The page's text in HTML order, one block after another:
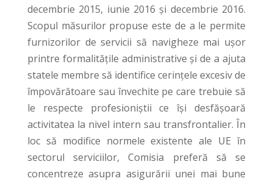
decembrie 2015, iunie 2016 și decembrie 2016.
Scopul măsurilor propuse este de a le permite
furnizorilor de servicii să navigheze mai ușor
printre formalitățile administrative și de a ajuta
statele membre să identifice cerințele excesiv de
împovărătoare sau învechite pe care trebuie să
le respecte profesioniștii ce își desfășoară
activitatea la nivel intern sau transfrontalier. În
loc să modifice normele existente ale UE în
sectorul serviciilor, Comisia preferă să se
concentreze asupra asigurării unei mai bune